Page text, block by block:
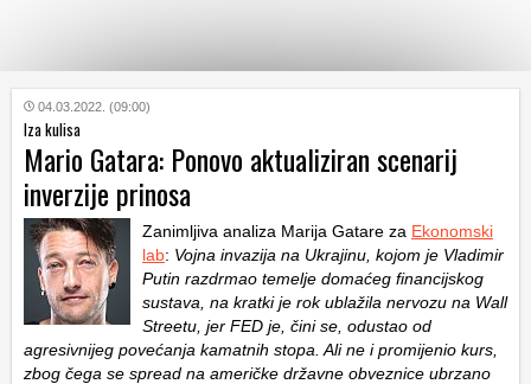
KATEGORIJE
HRVATSKI
WEB
04.03.2022. (09:00)
Iza kulisa
Mario Gatara: Ponovo aktualiziran scenarij
inverzije prinosa
Zanimljiva analiza Marija Gatare za Ekonomski
lab: Vojna invazija na Ukrajinu, kojom je Vladimir
Putin razdrmao temelje domaćeg financijskog
sustava, na kratki je rok ublažila nervozu na Wall
Streetu, jer FED je, čini se, odustao od
agresivnijeg povećanja kamatnih stopa. Ali ne i promijenio kurs,
zbog čega se spread na američke državne obveznice ubrzano